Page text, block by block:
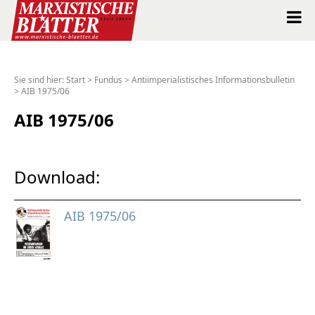
Alle Ausgaben seit 1963
Shop
Abo
Spenden
Sie sind hier:Start > Fundus >Antiimperialistisches Informationsbulletin
>AIB 1975/06
AIB 1975/06
Download:
AIB 1975/06